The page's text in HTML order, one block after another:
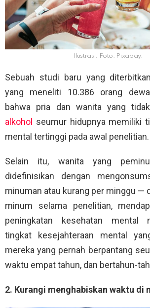
Ilustrasi. Foto: Pixabay.
Sebuah studi baru yang
yang meneliti 10.386 orang
bahwa pria dan wanita yang
alkohol seumur hidupnya memiliki
mental tertinggi pada awal penelitian.
Selain itu, wanita yang
didefinisikan dengan
minuman atau kurang per minggu —
minum selama penelitian,
peningkatan kesehatan mental
tingkat kesejahteraan mental
mereka yang pernah berpantang
waktu empat tahun, dan bertahun-
2. Kurangi menghabiskan waktu di